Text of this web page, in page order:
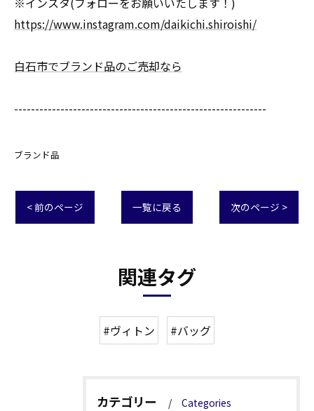
https://www.instagram.com/daikichi.shiroishi/
白石市でブランド品のご売却なら
------------------------------------------------------------
ブランド品
< 前のページ 一覧に戻る 次のページ >
関連タグ
#ヴィトン #バッグ
カテゴリー Categories